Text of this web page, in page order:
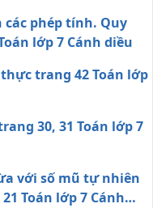
phép tính. Quy
lớp 7 Cánh diều
thực trang 42 Toán lớp
30, 31 Toán lớp 7
với số mũ tự nhiên
Toán lớp 7 Cánh